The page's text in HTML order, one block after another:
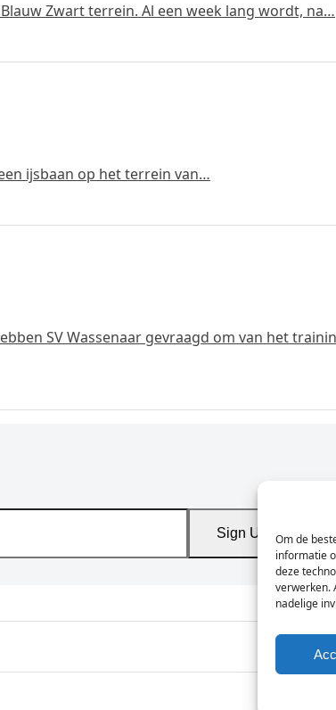
Om de
informatie
deze
verwerken.
nadelige
Zwart terrein. Al een week lang wordt, na…
ijsbaan op het terrein van…
SV Wassenaar gevraagd om van het
Sign Up